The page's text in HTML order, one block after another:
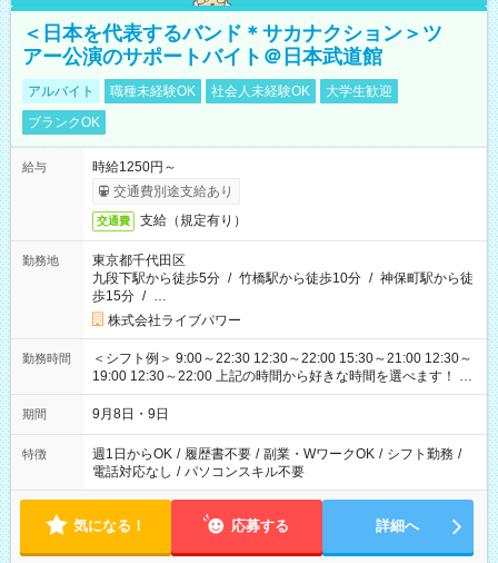
＜日本を代表するバンド＊サカナクション＞ツ
アー公演のサポートバイト＠日本武道館
アルバイト 職種未経験OK 社会人未経験OK
大学生歓迎
ブランクOK
給与
時給1250円～
交通費別途支給あり
交通費 支給（規定有り）
勤務地
東京都千代田区
九段下駅から徒歩5分 / 竹橋駅から徒歩10分 / 神保町駅から徒
歩15分 / …
株式会社ライブパワー
勤務時間
＜シフト例＞ 9:00～22:30 12:30～22:00 15:30～21:00 12:30～
19:00 12:30～22:00 上記の時間から好きな時間を選べます！ ※
時間は変更となる可能性があります
期間 9月8日・9日
特徴 週1日からOK / 履歴書不要 / 副業・WワークOK / シフト勤務 /
電話対応なし / パソコンスキル不要
気になる！ 応募する 詳細へ